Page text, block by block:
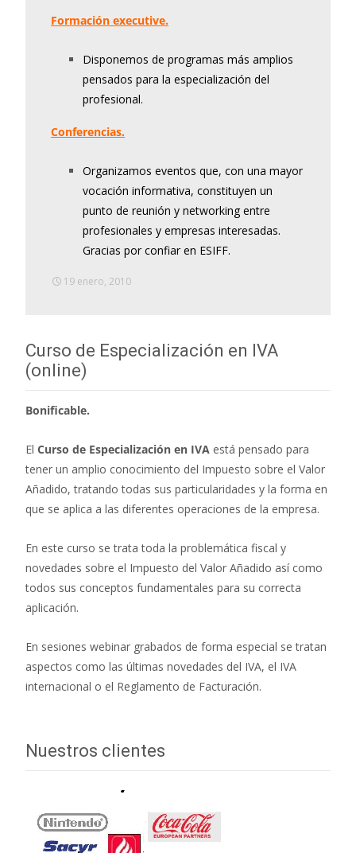
Formación executive.
Disponemos de programas más amplios
pensados para la especialización del
profesional.
Conferencias.
Organizamos eventos que, con una mayor
vocación informativa, constituyen un
punto de reunión y networking entre
profesionales y empresas interesadas.
Gracias por confiar en ESIFF.
19 enero, 2010
Curso de Especialización en IVA
(online)
Bonificable.
El Curso de Especialización en IVA está pensado para
tener un amplio conocimiento del Impuesto sobre el Valor
Añadido, tratando todas sus particularidades y la forma en
que se aplica a las diferentes operaciones de la empresa.
En este curso se trata toda la problemática fiscal y
novedades sobre el Impuesto del Valor Añadido así como
todos sus conceptos fundamentales para su correcta
aplicación.
En sesiones webinar grabados de forma especial se tratan
aspectos como las últimas novedades del IVA, el IVA
internacional o el Reglamento de Facturación.
Nuestros clientes